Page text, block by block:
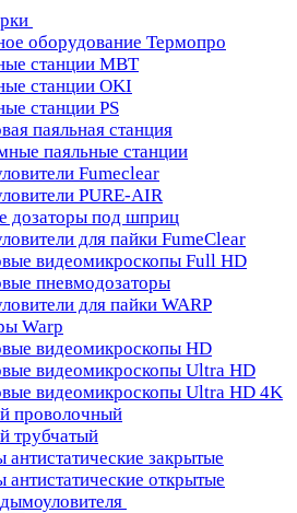
оборудование Термопро
станции MBT
станции OKI
станции PS
паяльная станция
паяльные станции
Fumeclear
PURE-AIR
дозаторы под шприц
для пайки FumeClear
видеомикроскопы Full HD
пневмодозаторы
для пайки WARP
Warp
видеомикроскопы HD
видеомикроскопы Ultra HD
видеомикроскопы Ultra HD 4K
проволочный
трубчатый
антистатические закрытые
антистатические открытые